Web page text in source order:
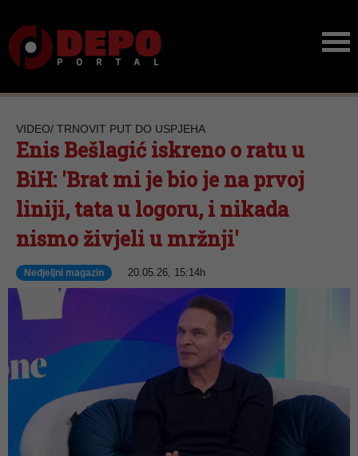
VIDEO/ TRNOVIT PUT DO USPJEHA
Enis Bešlagić iskreno o ratu u
BiH: 'Brat mi je bio je na prvoj
liniji, tata u logoru, i nikada
nismo živjeli u mržnji'
Nedjeljni magazin 20.05.26, 15:14h